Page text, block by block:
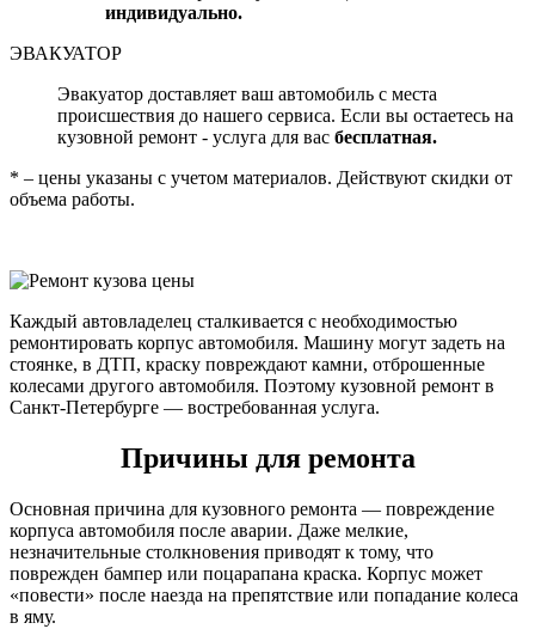
индивидуально.
ЭВАКУАТОР
Эвакуатор доставляет ваш автомобиль с места
происшествия до нашего сервиса. Если вы остаетесь на
кузовной ремонт - услуга для вас бесплатная.
* – цены указаны с учетом материалов. Действуют скидки от
объема работы.
Каждый автовладелец сталкивается с необходимостью
ремонтировать корпус автомобиля. Машину могут задеть на
стоянке, в ДТП, краску повреждают камни, отброшенные
колесами другого автомобиля. Поэтому кузовной ремонт в
Санкт-Петербурге — востребованная услуга.
Причины для ремонта
Основная причина для кузовного ремонта — повреждение
корпуса автомобиля после аварии. Даже мелкие,
незначительные столкновения приводят к тому, что
поврежден бампер или поцарапана краска. Корпус может
«повести» после наезда на препятствие или попадание колеса
в яму.